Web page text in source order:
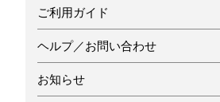
ご利用ガイド
ヘルプ／お問い合わせ
お知らせ